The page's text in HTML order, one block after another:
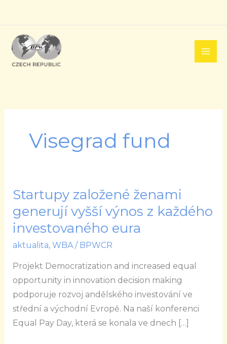
obsah
Visegrad fund
Startupy založené ženami
generují vyšší výnos z každého
investovaného eura
aktualita, WBA/ BPWCR
Projekt Democratization and increased equal
opportunity in innovation decision making
podporuje rozvoj andělského investování ve
střední a východní Evropě. Na naší konferenci
Equal Pay Day, která se konala ve dnech […]
Startupy
založené
ženami
generují
vyšší
výnos
z
každého
investovaného
eura